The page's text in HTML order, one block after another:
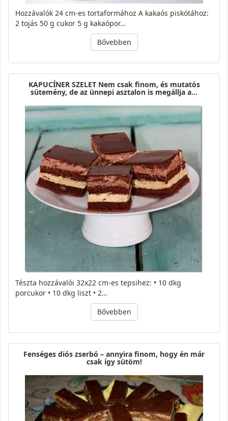
Hozzávalók 24 cm-es tortaformához A kakaós piskótához:
2 tojás 50 g cukor 5 g kakaópor…
Bővebben
KAPUCÍNER SZELET Nem csak finom, és mutatós
sütemény, de az ünnepi asztalon is megállja a…
Tészta hozzávalói 32x22 cm-es tepsihez: • 10 dkg
porcukor • 10 dkg liszt • 2…
Bővebben
Fenséges diós zserbó – annyira finom, hogy én már
csak így sütöm!